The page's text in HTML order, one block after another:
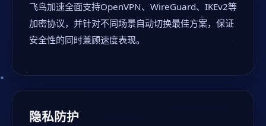
飞鸟加速全面支持OpenVPN、WireGuard、IKEv2等
加密协议，并针对不同场景自动切换最佳方案，保证
安全性的同时兼顾速度表现。
隐私防护